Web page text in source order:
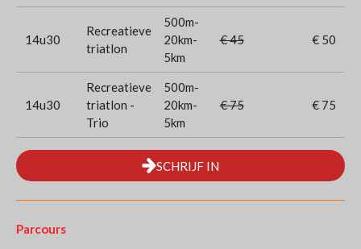
14u30
Recreatieve
triatlon
500m-
20km-
5km
€ 45 € 50
14u30
Recreatieve
triatlon -
Trio
500m-
20km-
5km
€ 75 € 75
SCHRIJF IN
Parcours